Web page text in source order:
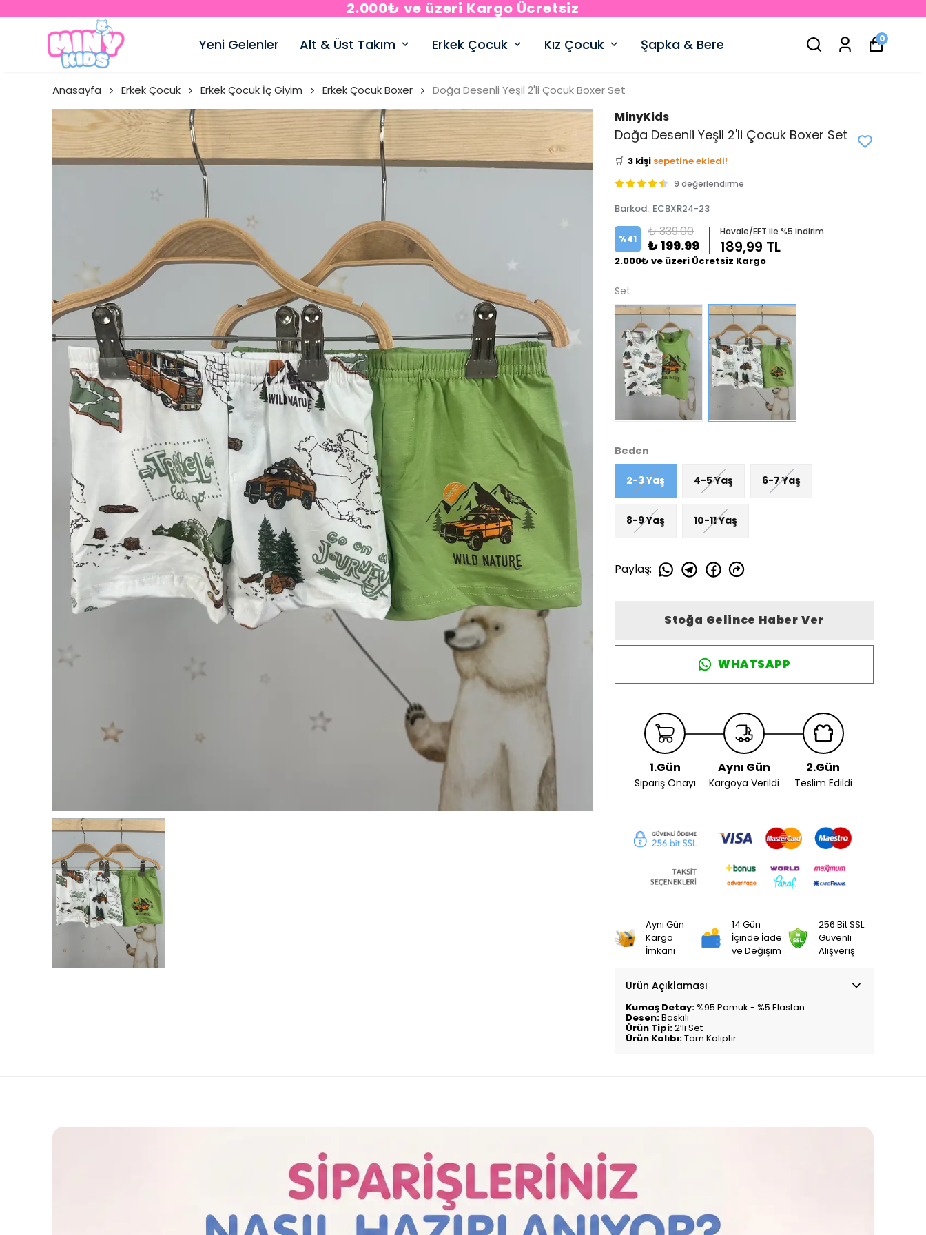
2.000₺ ve üzeri Kargo Ücretsiz
Yeni Gelenler Alt & Üst Takım Erkek Çocuk Kız Çocuk Şapka & Bere 0
Anasayfa Erkek Çocuk Erkek Çocuk İç Giyim Erkek Çocuk Boxer Doğa Desenli Yeşil 2'li Çocuk Boxer Set
MinyKids
Doğa Desenli Yeşil 2'li Çocuk Boxer Set
👀 Şu an0 kişi
inceliyor!
Bu ürünü
favoriledi!
🛒 3 kişi sepetine ekledi!
✅
Bugün 2 adet9 değerlendirme
Barkod: ECBXR24-23
%41 ₺ 339.00
₺ 199.99
Havale/EFT ile %5 indirim
189,99 TL
2.000₺ ve üzeri Ücretsiz Kargo
Set
Beden
2-3 Yaş 4-5 Yaş 6-7 Yaş
8-9 Yaş 10-11 Yaş
Paylaş:
Stoğa Gelince Haber Ver
WHATSAPP
1.Gün
Sipariş Onayı
Aynı Gün
Kargoya Verildi
2.Gün
Teslim Edildi
Aynı Gün
Kargo
İmkanı
14 Gün
İçinde İade
ve Değişim
256 Bit SSL
Güvenli
Alışveriş
Ürün Açıklaması
Kumaş Detay:%95 Pamuk - %5 Elastan
Desen:Baskılı
Ürün Tipi:2’li Set
Ürün Kalıbı:Tam Kalıptır